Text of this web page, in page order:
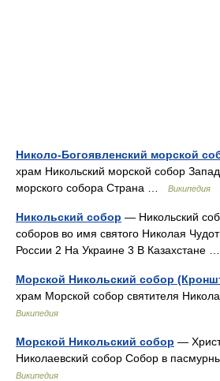
Николо-Богоявленский морской
храм Никольский морской собор
морского собора Страна …
Википедия
Никольский собор — Никольский
соборов во имя святого Николая
России 2 На Украине 3 В Казахстане
Морской Никольский собор
храм Морской собор святителя
Википедия
Морской Никольский собор —
Николаевский собор Собор в
Википедия